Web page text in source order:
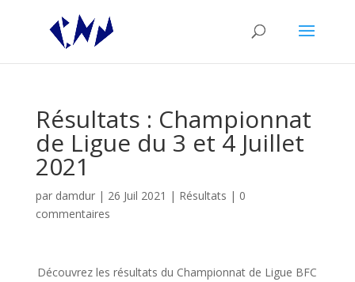
Résultats : Championnat
de Ligue du 3 et 4 Juillet
2021
par damdur| 26 Juil 2021 | Résultats | 0
commentaires
Découvrez les résultats du Championnat de Ligue BFC